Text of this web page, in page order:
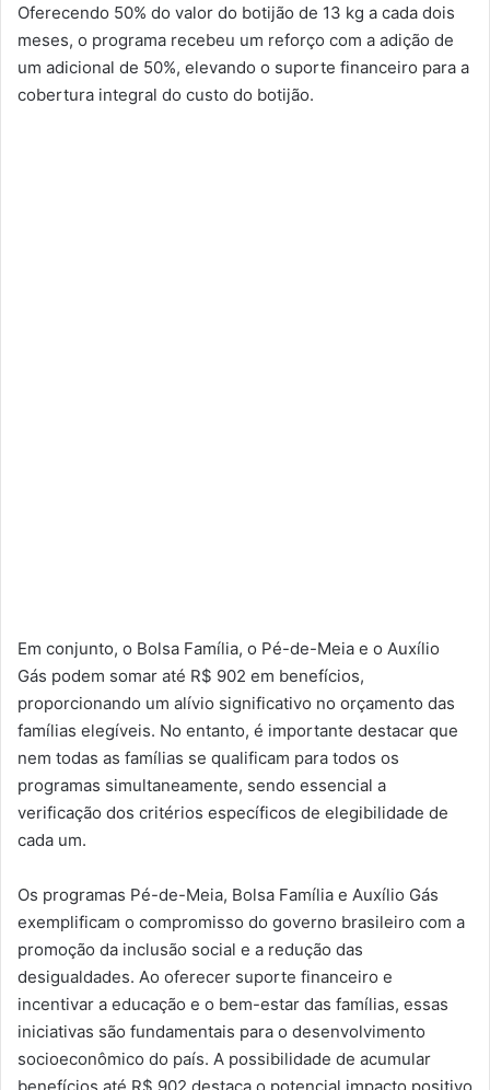
Oferecendo 50% do valor do botijão de 13 kg a cada dois
meses, o programa recebeu um reforço com a adição de
um adicional de 50%, elevando o suporte financeiro para a
cobertura integral do custo do botijão.
Em conjunto, o Bolsa Família, o Pé-de-Meia e o Auxílio
Gás podem somar até R$ 902 em benefícios,
proporcionando um alívio significativo no orçamento das
famílias elegíveis. No entanto, é importante destacar que
nem todas as famílias se qualificam para todos os
programas simultaneamente, sendo essencial a
verificação dos critérios específicos de elegibilidade de
cada um.
Os programas Pé-de-Meia, Bolsa Família e Auxílio Gás
exemplificam o compromisso do governo brasileiro com a
promoção da inclusão social e a redução das
desigualdades. Ao oferecer suporte financeiro e
incentivar a educação e o bem-estar das famílias, essas
iniciativas são fundamentais para o desenvolvimento
socioeconômico do país. A possibilidade de acumular
benefícios até R$ 902 destaca o potencial impacto positivo